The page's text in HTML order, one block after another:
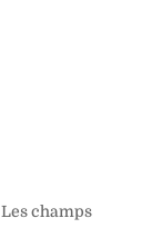
Les champs